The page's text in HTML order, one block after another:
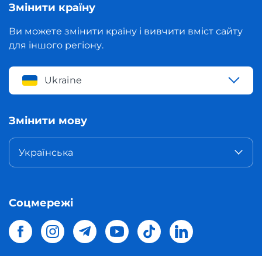
Змінити країну
Ви можете змінити країну і вивчити вміст сайту
для іншого регіону.
Ukraine
Змінити мову
Українська
Соцмережі